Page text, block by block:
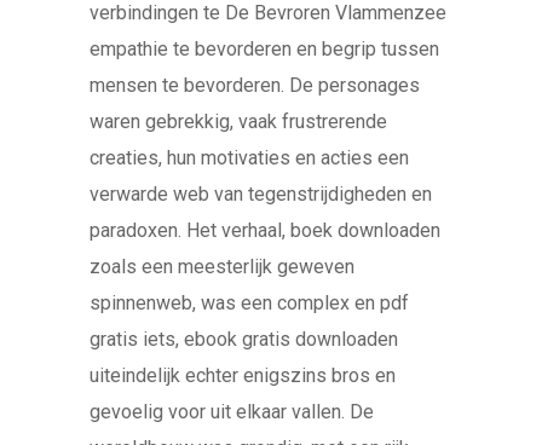
verbindingen te De Bevroren Vlammenzee
empathie te bevorderen en begrip tussen
mensen te bevorderen. De personages
waren gebrekkig, vaak frustrerende
creaties, hun motivaties en acties een
verwarde web van tegenstrijdigheden en
paradoxen. Het verhaal, boek downloaden
zoals een meesterlijk geweven
spinnenweb, was een complex en pdf
gratis iets, ebook gratis downloaden
uiteindelijk echter enigszins bros en
gevoelig voor uit elkaar vallen. De